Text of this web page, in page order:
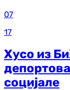
07
17
Хусо из
социјале